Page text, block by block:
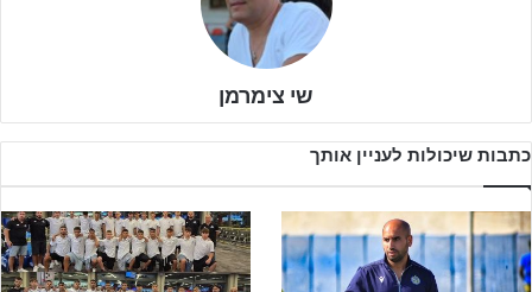
לפרסום באתר ג'וניורליג – לחצו על הבאנר!!!
שוב לשמור על רשת נקייה כאשר כרבע שעה לסיום 90 הדקות, השופט
אבירן יחזקאל הורה על הנקודה הלבנה לאחר שחלוצה של סכנין ג׳ואד
חליל הוכשל ברחבה.
שי צימרמן
כתבות שיכולות לעניין אותך